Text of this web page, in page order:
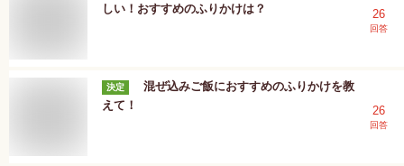
しい！おすすめのふりかけは？
26
回答
決定
混ぜ込みご飯におすすめのふりかけを教
えて！
26
回答